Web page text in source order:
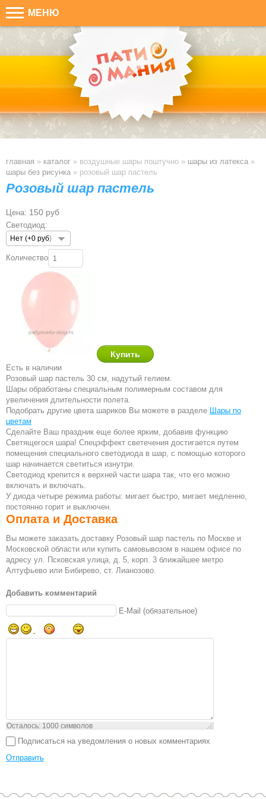
МЕНЮ
главная » каталог » воздушные шары поштучно » шары из латекса »
шары без рисунка » розовый шар пастель
Розовый шар пастель
Цена: 150 руб
Светодиод:
Нет (+0 руб)
Количество
Есть в наличии
Розовый шар пастель 30 см, надутый гелием.
Шары обработаны специальным полимерным составом для
увеличения длительности полета.
Подобрать другие цвета шариков Вы можете в разделе Шары по
цветам
Сделайте Ваш праздник еще более ярким, добавив функцию
Светящегося шара! Спецэффект светечения достигается путем
помещения специального светодиода в шар, с помощью которого
шар начинается светиться изнутри.
Светодиод крепится к верхней части шара так, что его можно
включать и включать.
У диода четыре режима работы: мигает быстро, мигает медленно,
постоянно горит и выключен.
Оплата и Доставка
Вы можете заказать доставку Розовый шар пастель по Москве и
Московской области или купить самовывозом в нашем офисе по
адресу ул. Псковская улица, д. 5, корп. 3 ближайшее метро
Алтуфьево или Бибирево, ст. Лианозово.
Добавить комментарий
E-Mail (обязательное)
Осталось: 1000 символов
Подписаться на уведомления о новых комментариях
Отправить